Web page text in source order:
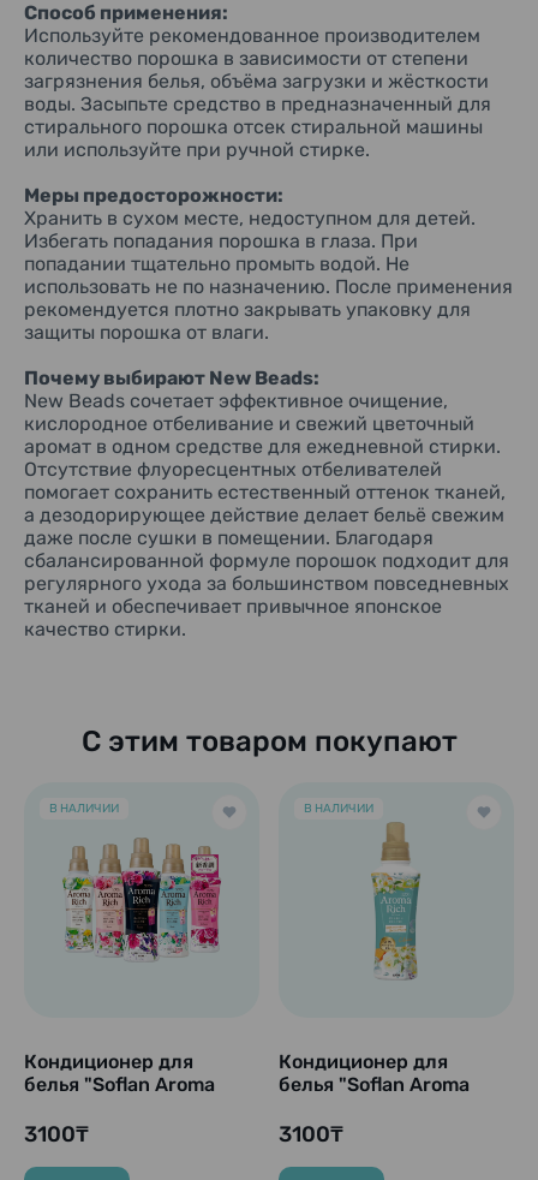
Способ применения:
Используйте рекомендованное производителем
количество порошка в зависимости от степени
загрязнения белья, объёма загрузки и жёсткости
воды. Засыпьте средство в предназначенный для
стирального порошка отсек стиральной машины
или используйте при ручной стирке.
Меры предосторожности:
Хранить в сухом месте, недоступном для детей.
Избегать попадания порошка в глаза. При
попадании тщательно промыть водой. Не
использовать не по назначению. После применения
рекомендуется плотно закрывать упаковку для
защиты порошка от влаги.
Почему выбирают New Beads:
New Beads сочетает эффективное очищение,
кислородное отбеливание и свежий цветочный
аромат в одном средстве для ежедневной стирки.
Отсутствие флуоресцентных отбеливателей
помогает сохранить естественный оттенок тканей,
а дезодорирующее действие делает бельё свежим
даже после сушки в помещении. Благодаря
сбалансированной формуле порошок подходит для
регулярного ухода за большинством повседневных
тканей и обеспечивает привычное японское
качество стирки.
С этим товаром покупают
В НАЛИЧИИ
Кондиционер для
белья "Soflan Aroma
3100₸
В НАЛИЧИИ
Кондиционер для
белья "Soflan Aroma
3100₸